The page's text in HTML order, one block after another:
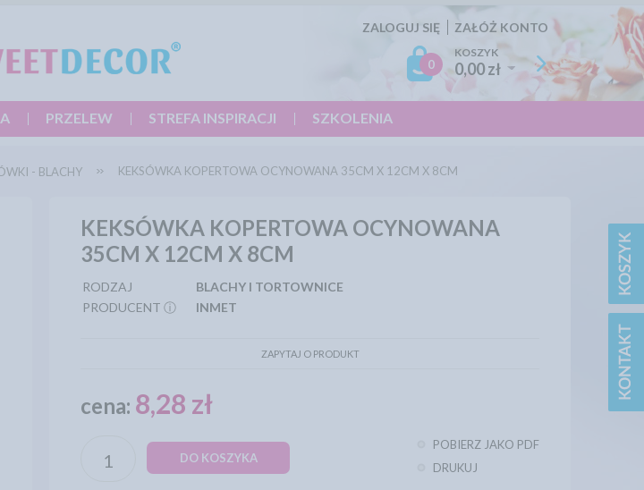
ZALOGUJ SIĘ ZAŁÓŻ KONTO
0
KOSZYK
0,00 zł
PRZELEW STREFA INSPIRACJI SZKOLENIA
- BLACHY KEKSÓWKA KOPERTOWA OCYNOWANA 35CM X 12CM X 8CM
KEKSÓWKA KOPERTOWA OCYNOWANA
35CM X 12CM X 8CM
RODZAJ
BLACHY I TORTOWNICE
PRODUCENT ⓘ
INMET
ZAPYTAJ O PRODUKT
cena: 8,28 zł
DO KOSZYKA
POBIERZ JAKO PDF
DRUKUJ